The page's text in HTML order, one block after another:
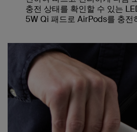
충전 상태를 확인할 수 있는
5W Qi 패드로 AirPods를 충전